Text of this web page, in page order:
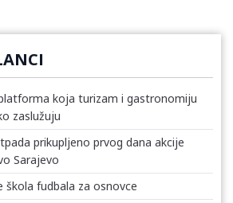
koja turizam i gastronomiju
zaslužuju
prikupljeno prvog dana akcije
Sarajevo
škola fudbala za osnovce